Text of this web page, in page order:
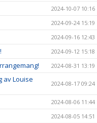
2024-10-07 10:16
2024-09-24 15:19
2024-09-16 12:43
2024-09-12 15:18
2024-08-31 13:19
av Louise
2024-08-17 09:24
2024-08-06 11:44
2024-08-05 14:51